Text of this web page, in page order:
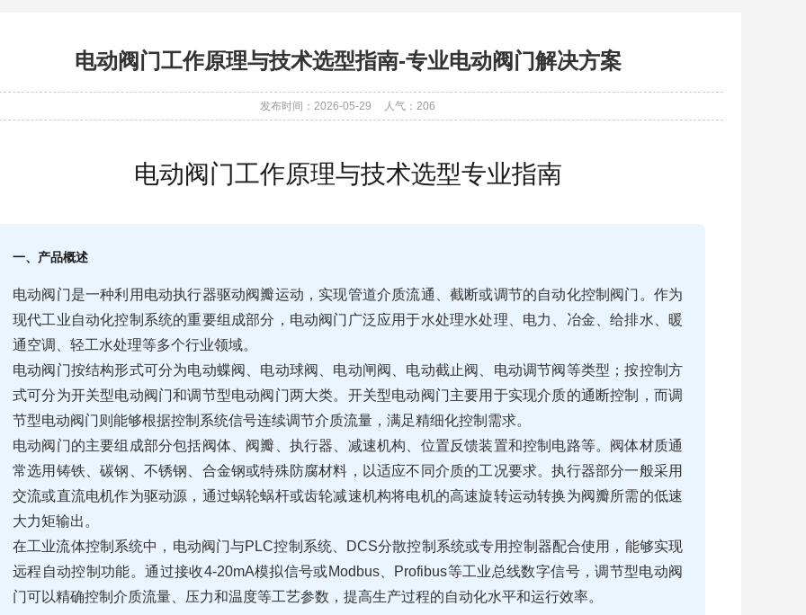
电动阀门工作原理与技术选型指南-专业电动阀门解决方案
发布时间：2026-05-29 人气： 206
电动阀门工作原理与技术选型专业指南
一、产品概述
电动阀门是一种利用电动执行器驱动阀瓣运动，实现管道介质流通、截断或调节的自动化控制阀门。作为
现代工业自动化控制系统的重要组成部分，电动阀门广泛应用于水处理水处理、电力、冶金、给排水、暖
通空调、轻工水处理等多个行业领域。
电动阀门按结构形式可分为电动蝶阀、电动球阀、电动闸阀、电动截止阀、电动调节阀等类型；按控制方
式可分为开关型电动阀门和调节型电动阀门两大类。开关型电动阀门主要用于实现介质的通断控制，而调
节型电动阀门则能够根据控制系统信号连续调节介质流量，满足精细化控制需求。
电动阀门的主要组成部分包括阀体、阀瓣、执行器、减速机构、位置反馈装置和控制电路等。阀体材质通
常选用铸铁、碳钢、不锈钢、合金钢或特殊防腐材料，以适应不同介质的工况要求。执行器部分一般采用
交流或直流电机作为驱动源，通过蜗轮蜗杆或齿轮减速机构将电机的高速旋转运动转换为阀瓣所需的低速
大力矩输出。
在工业流体控制系统中，电动阀门与PLC控制系统、DCS分散控制系统或专用控制器配合使用，能够实现
远程自动控制功能。通过接收4-20mA模拟信号或Modbus、Profibus等工业总线数字信号，调节型电动阀
门可以精确控制介质流量、压力和温度等工艺参数，提高生产过程的自动化水平和运行效率。